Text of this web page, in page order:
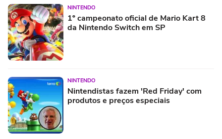
NINTENDO
1º campeonato oficial de Mario Kart 8
da Nintendo Switch em SP
NINTENDO
Nintendistas fazem 'Red Friday' com
produtos e preços especiais